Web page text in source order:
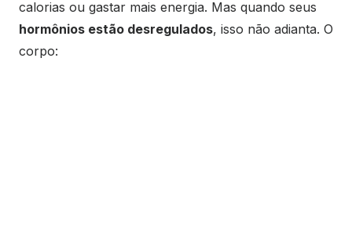
calorias ou gastar mais energia. Mas quando seus
hormônios estão desregulados, isso não adianta. O
corpo: